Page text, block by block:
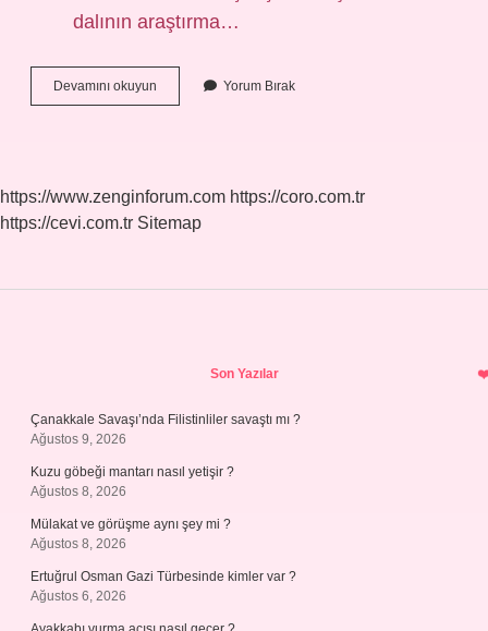
dalının araştırma…
Devamını okuyun
Mi
Yorum Bırak
https://www.zenginforum.com https://coro.com.tr
https://cevi.com.tr Sitemap
Son Yazılar
Çanakkale Savaşı’nda Filistinliler savaştı mı ?
Ağustos 9, 2026
Kuzu göbeği mantarı nasıl yetişir ?
Ağustos 8, 2026
Mülakat ve görüşme aynı şey mi ?
Ağustos 8, 2026
Ertuğrul Osman Gazi Türbesinde kimler var ?
Ağustos 6, 2026